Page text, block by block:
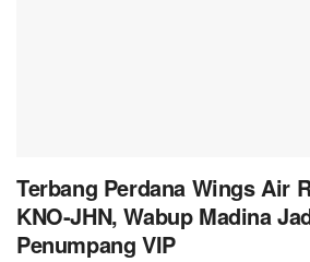
Terbang Perdana Wings Air
KNO-JHN, Wabup Madina
Penumpang VIP